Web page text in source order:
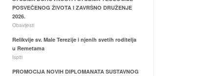
POSVEĆENOG ŽIVOTA I ZAVRŠNO DRUŽENJE
2026.
Obavijesti
Relikvije sv. Male Terezije i njenih svetih roditelja
u Remetama
Ispiti
PROMOCIJA NOVIH DIPLOMANATA SUSTAVNOG